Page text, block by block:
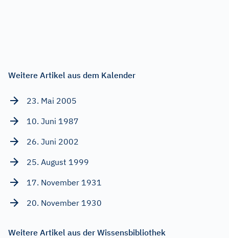
Weitere Artikel aus dem Kalender
23. Mai 2005
10. Juni 1987
26. Juni 2002
25. August 1999
17. November 1931
20. November 1930
Weitere Artikel aus der Wissensbibliothek